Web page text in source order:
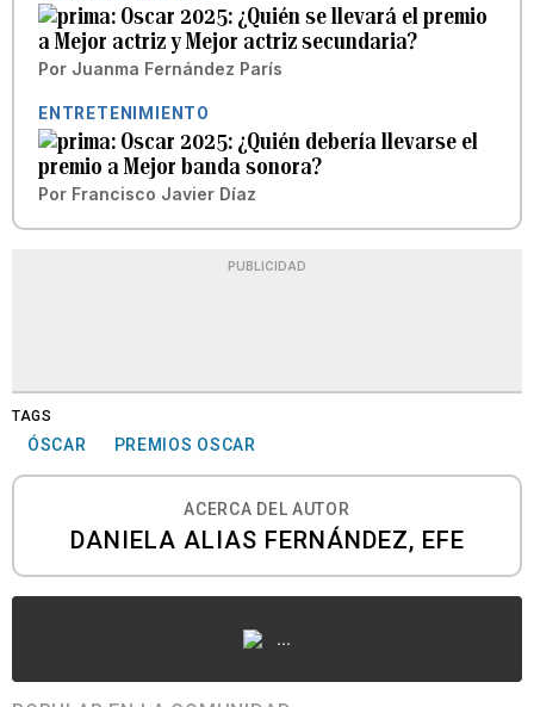
Oscar 2025: ¿Quién se llevará el premio
a Mejor actriz y Mejor actriz secundaria?
Por Juanma Fernández París
ENTRETENIMIENTO
Oscar 2025: ¿Quién debería llevarse el
premio a Mejor banda sonora?
Por Francisco Javier Díaz
PUBLICIDAD
TAGS
ÓSCAR PREMIOS OSCAR
ACERCA DEL AUTOR
DANIELA ALIAS FERNÁNDEZ, EFE
...